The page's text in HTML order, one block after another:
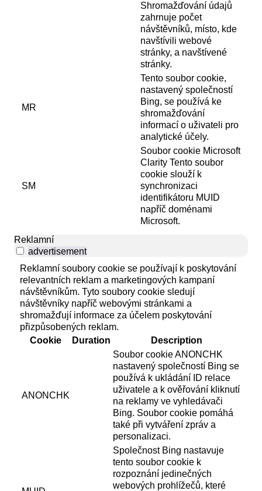
Shromažďování údajů
zahrnuje počet
návštěvníků, místo, kde
navštívili webové
stránky, a navštívené
stránky.
MR
Tento soubor cookie,
nastavený společností
Bing, se používá ke
shromažďování
informací o uživateli pro
analytické účely.
SM
Soubor cookie Microsoft
Clarity Tento soubor
cookie slouží k
synchronizaci
identifikátoru MUID
napříč doménami
Microsoft.
Reklamní
advertisement
Reklamní soubory cookie se používají k poskytování
relevantních reklam a marketingových kampaní
návštěvníkům. Tyto soubory cookie sledují
návštěvníky napříč webovými stránkami a
shromažďují informace za účelem poskytování
přizpůsobených reklam.
Cookie
Duration Description
ANONCHK
Soubor cookie ANONCHK
nastavený společností Bing se
používá k ukládání ID relace
uživatele a k ověřování kliknutí
na reklamy ve vyhledávači
Bing. Soubor cookie pomáhá
také při vytváření zpráv a
personalizaci.
Společnost Bing nastavuje
tento soubor cookie k
rozpoznání jedinečných
webových prohlížečů, které